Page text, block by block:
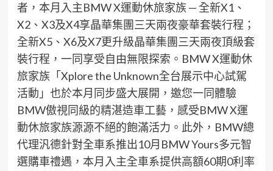
者，本月入主BMW X運動休旅家族 — 全新X1、
X2、X3及X4享晶華集團三天兩夜豪華套裝行程；
全新X5、X6及X7更升級晶華集團三天兩夜頂級套
裝行程，一同享受自由無限探索。BMW X運動休
旅家族「Xplore the Unknown全台展示中心試駕
活動」也於本月同步盛大展開，邀您一同體驗
BMW傲視同級的精湛造車工藝，感受BMW X運
動休旅家族源源不絕的飽滿活力。此外，BMW總
代理汎德針對全車系推出10月BMW Yours多元智
選購車禮遇，本月入主全車系提供高額60期0利率